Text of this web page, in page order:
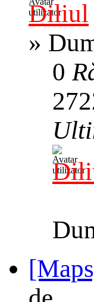
Diliul
»
0